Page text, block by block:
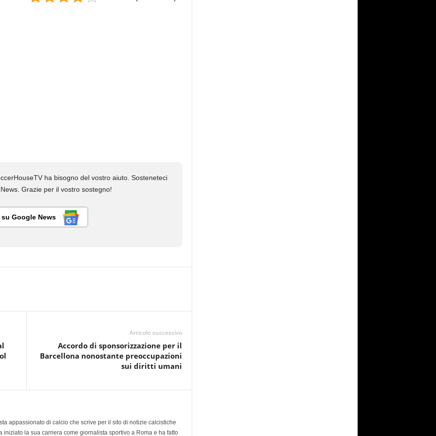
ha bisogno del vostro aiuto. Sosteneteci
Grazie per il vostro sostegno!
Google News
Articolo successivo
Accordo di sponsorizzazione per il
Barcellona nonostante preoccupazioni
sui diritti umani
appassionato di calcio che scrive per il sito di notizie calcistiche
iniziato la sua carriera come giornalista sportivo a Roma e ha fatto